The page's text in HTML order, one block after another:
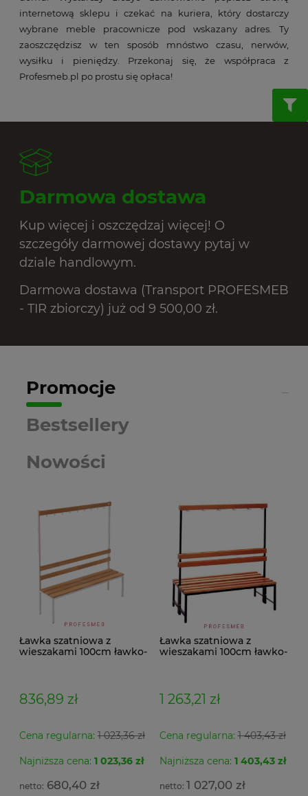
internetową sklepu i czekać na kuriera, który dostarczy
wybrane meble pracownicze pod wskazany adres. Ty
zaoszczędzisz w ten sposób mnóstwo czasu, nerwów,
wysiłku i pieniędzy. Przekonaj się, że współpraca z
Profesmeb.pl po prostu się opłaca!
Darmowa dostawa
Kup więcej i oszczędzaj więcej! O
szczegóły darmowej dostawy pytaj w
dziale handlowym.
Darmowa dostawa (Transport PROFESMEB
- TIR zbiorczy) już od 9 500,00 zł.
Promocje
Nowości
Bestsellery
Ławka szatniowa z
wieszakami 100cm ławko-
836,89 zł
Cena regularna: 1 023,36 zł
Najniższa cena: 1 023,36 zł
680,40 zł
Ławka szatniowa z
wieszakami 100cm ławko-
1 263,21 zł
Cena regularna:1 403,43 zł
Najniższa cena: 1 403,43 zł
1 027,00 zł
Szafa metalowa MSWV 110/5-35 Malow do
5 gniazdek 104x100x50cm